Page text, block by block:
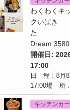
わくわくキ
クいばき
Dream 3580
開催日:
17:00
日 程：8月
17:00場 所
キッチンカー